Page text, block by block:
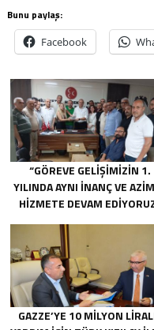
Bunu paylaş:
Facebook
“GÖREVE GELIŞIMIZIN 1.
YILINDA AYNI INANÇ VE
HIZMETE DEVAM
GAZZE’YE 10 MILYON